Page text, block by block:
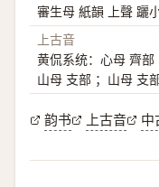
審生母 紙韻 上聲 躧
上古音
黄侃系统：心母 齊部
山母 支部 ；山母 支
韵书 上古音 中